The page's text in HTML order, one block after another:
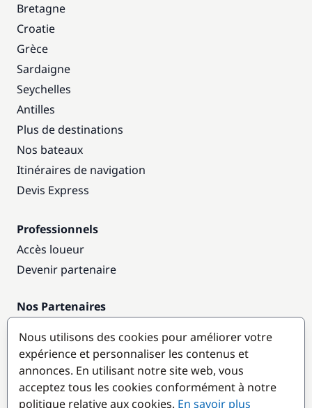
Bretagne
Croatie
Grèce
Sardaigne
Seychelles
Antilles
Plus de destinations
Nos bateaux
Itinéraires de navigation
Devis Express
Professionnels
Accès loueur
Devenir partenaire
Nos Partenaires
Destinations populaires
Nous utilisons des cookies pour améliorer votre
expérience et personnaliser les contenus et
annonces. En utilisant notre site web, vous
acceptez tous les cookies conformément à notre
politique relative aux cookies. En savoir plus